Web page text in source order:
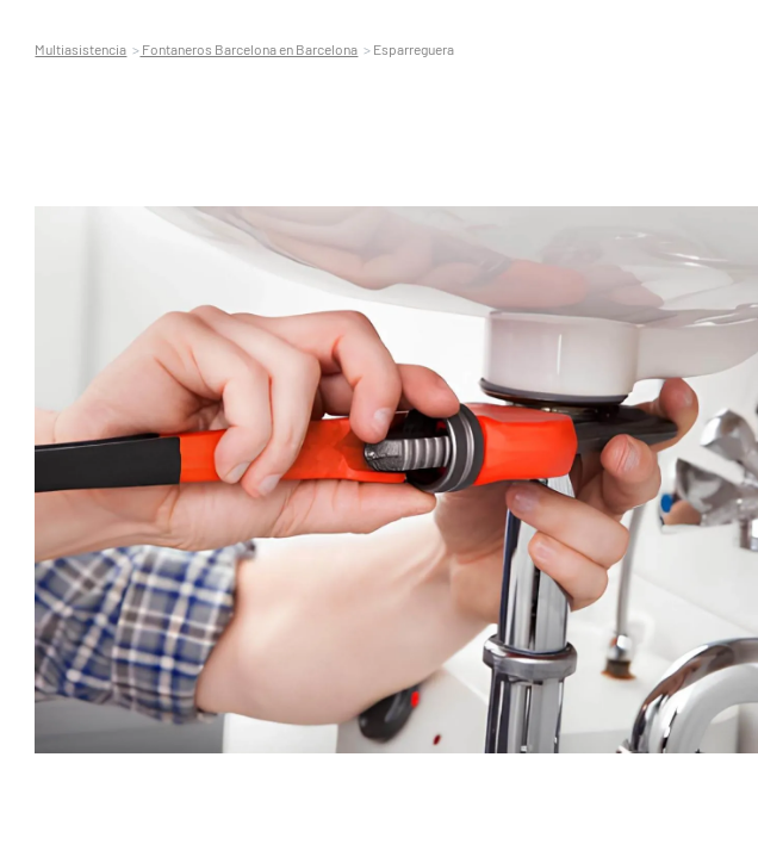
Multiasistencia Fontaneros Barcelona en Barcelona Esparreguera